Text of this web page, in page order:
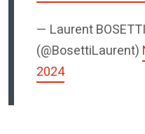
— Laurent BOSETTI
(@BosettiLaurent)
2024